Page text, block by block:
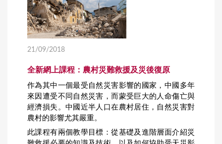
21/09/2018
全新網上課程：農村災難救援及災後復原
作為其中一個最受自然災害影響的國家，中國多年
來因遭受不同自然災害，而蒙受巨大的人命傷亡與
經濟損失。中國近半人口在農村居住，自然災害對
農村的影響尤其嚴重。
此課程有兩個教學目標：從基礎及進階層面介紹災